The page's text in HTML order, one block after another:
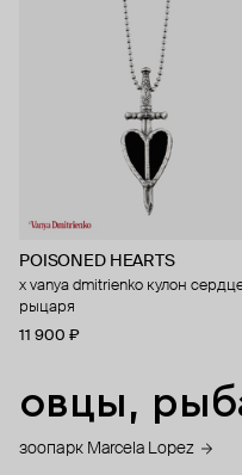
POISONED HEARTS
x vanya dmitrienko кулон
рыцаря
11 900 ₽
овцы,
зоопарк Marcela Lopez